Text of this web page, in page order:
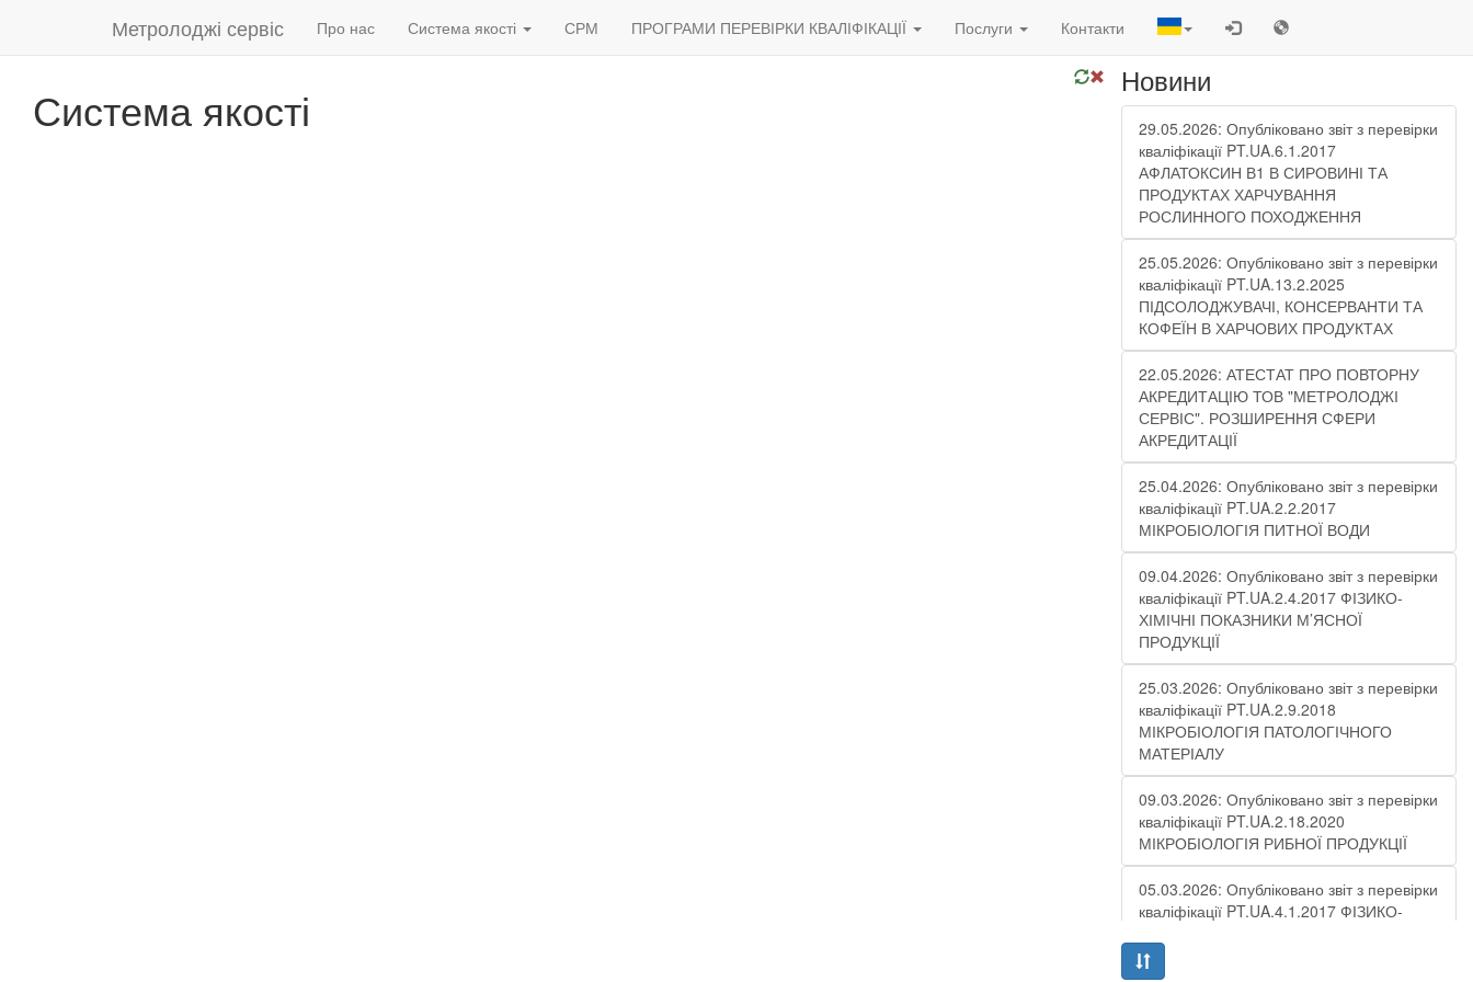
Метролоджі сервіс Про нас Система якості СРМ ПРОГРАМИ ПЕРЕВІРКИ КВАЛІФІКАЦІЇ Послуги Контакти
Система якості
Новини
29.05.2026: Опубліковано звіт з перевірки
кваліфікації PT.UA.6.1.2017
АФЛАТОКСИН В1 В СИРОВИНІ ТА
ПРОДУКТАХ ХАРЧУВАННЯ
РОСЛИННОГО ПОХОДЖЕННЯ
25.05.2026: Опубліковано звіт з перевірки
кваліфікації PT.UA.13.2.2025
ПІДСОЛОДЖУВАЧІ, КОНСЕРВАНТИ ТА
КОФЕЇН В ХАРЧОВИХ ПРОДУКТАХ
22.05.2026: АТЕСТАТ ПРО ПОВТОРНУ
АКРЕДИТАЦІЮ ТОВ "МЕТРОЛОДЖІ
СЕРВІС". РОЗШИРЕННЯ СФЕРИ
АКРЕДИТАЦІЇ
25.04.2026: Опубліковано звіт з перевірки
кваліфікації PT.UA.2.2.2017
МІКРОБІОЛОГІЯ ПИТНОЇ ВОДИ
09.04.2026: Опубліковано звіт з перевірки
кваліфікації PT.UA.2.4.2017 ФІЗИКО-
ХІМІЧНІ ПОКАЗНИКИ М’ЯСНОЇ
ПРОДУКЦІЇ
25.03.2026: Опубліковано звіт з перевірки
кваліфікації PT.UA.2.9.2018
МІКРОБІОЛОГІЯ ПАТОЛОГІЧНОГО
МАТЕРІАЛУ
09.03.2026: Опубліковано звіт з перевірки
кваліфікації PT.UA.2.18.2020
МІКРОБІОЛОГІЯ РИБНОЇ ПРОДУКЦІЇ
05.03.2026: Опубліковано звіт з перевірки
кваліфікації PT.UA.4.1.2017 ФІЗИКО-
РАУНД 10